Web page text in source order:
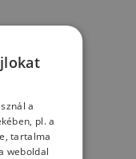
CH
a
pl. a
tartalma
weboldal